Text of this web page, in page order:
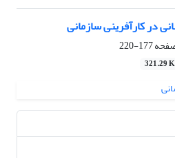
در کارآفرینی سازمانی
177-220
321.29 K